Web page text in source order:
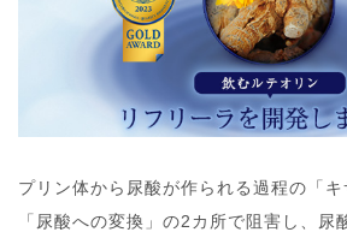
プリン体から尿酸が作られる過程の「キ
「尿酸への変換」の2カ所で阻害し、尿